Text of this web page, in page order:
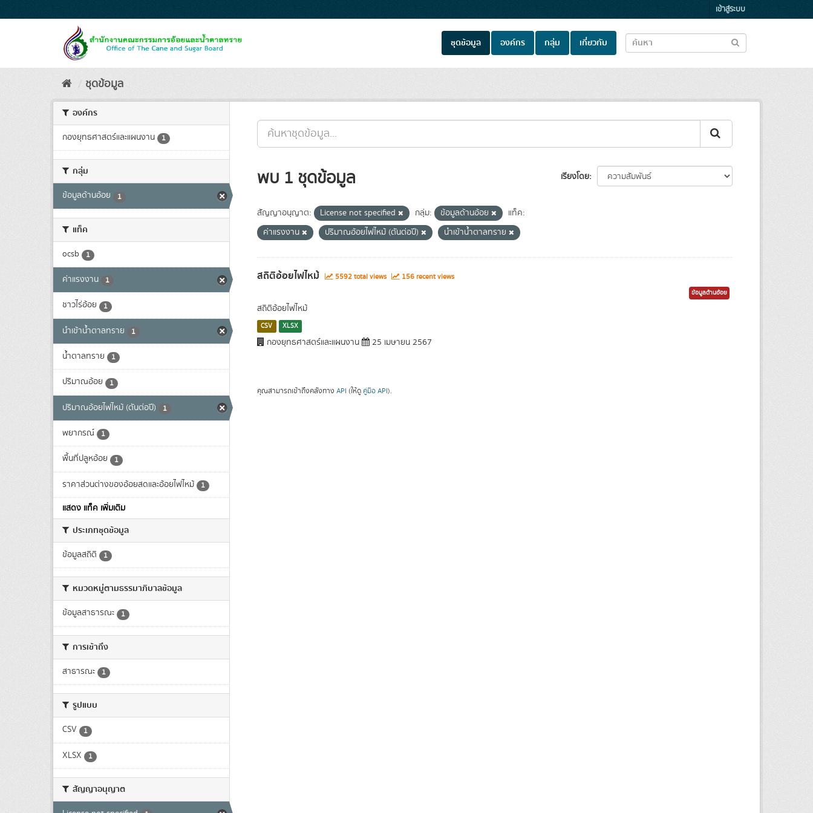
to
เข้าสู่ระบบ
ชุดข้อมูล องค์กร กลุ่ม เกี่ยวกับ
ชุดข้อมูล
องค์กร
กองยุทธศาสตร์และแผนงาน 1
กลุ่ม
ข้อมูลด้านอ้อย 1
แท็ค
ocsb 1
ค่าแรงงาน 1
ชาวไร่อ้อย 1
นำเข้าน้ำตาลทราย 1
น้ำตาลทราย 1
ปริมาณอ้อย 1
ปริมาณอ้อยไฟไหม้ (ตันต่อปี) 1
พยากรณ์ 1
พื้นที่ปลูหอ้อย 1
ราคาส่วนต่างของอ้อยสดและอ้อยไฟไหม้ 1
แสดง แท็ค เพิ่มเติม
ประเภทชุดข้อมูล
ข้อมูลสถิติ 1
หมวดหมู่ตามธรรมาภิบาลข้อมูล
ข้อมูลสาธารณะ 1
การเข้าถึง
สาธารณะ 1
รูปแบบ
CSV 1
XLSX 1
สัญญาอนุญาต
เรียงโดย
พบ 1 ชุดข้อมูล
สัญญาอนุญาต: License not specified กลุ่ม: ข้อมูลด้านอ้อย
แท็ค:
ค่าแรงงาน
ปริมาณอ้อยไฟไหม้ (ตันต่อปี) นำเข้าน้ำตาลทราย
สถิติอ้อยไฟไหม้ 5592 total views 156 recent views
ข้อมูลด้านอ้อย
สถิติอ้อยไฟไหม้
CSV XLSX
กองยุทธศาสตร์และแผนงาน 25 เมษายน 2567
คุณสามารถเข้าถึงคลังทาง API (ให้ดู คู่มือ API).